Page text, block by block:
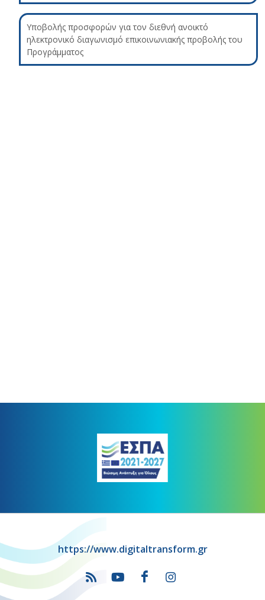
Υποβολής προσφορών για τον διεθνή ανοικτό
ηλεκτρονικό διαγωνισμό επικοινωνιακής προβολής του
Προγράμματος
https://www.digitaltransform.gr